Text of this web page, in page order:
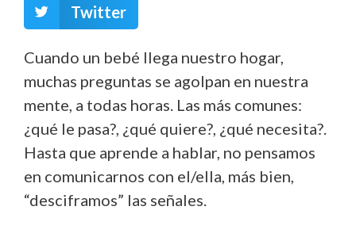
Twitter
Cuando un bebé llega nuestro hogar,
muchas preguntas se agolpan en nuestra
mente, a todas horas. Las más comunes:
¿qué le pasa?, ¿qué quiere?, ¿qué necesita?.
Hasta que aprende a hablar, no pensamos
en comunicarnos con el/ella, más bien,
“desciframos” las señales.